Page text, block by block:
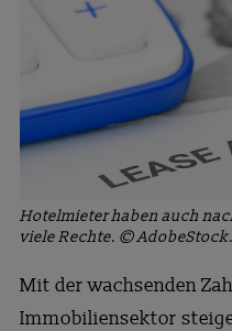
Hotelmieter haben auch
viele Rechte. ©
Mit der wachsenden
Immobiliensektor